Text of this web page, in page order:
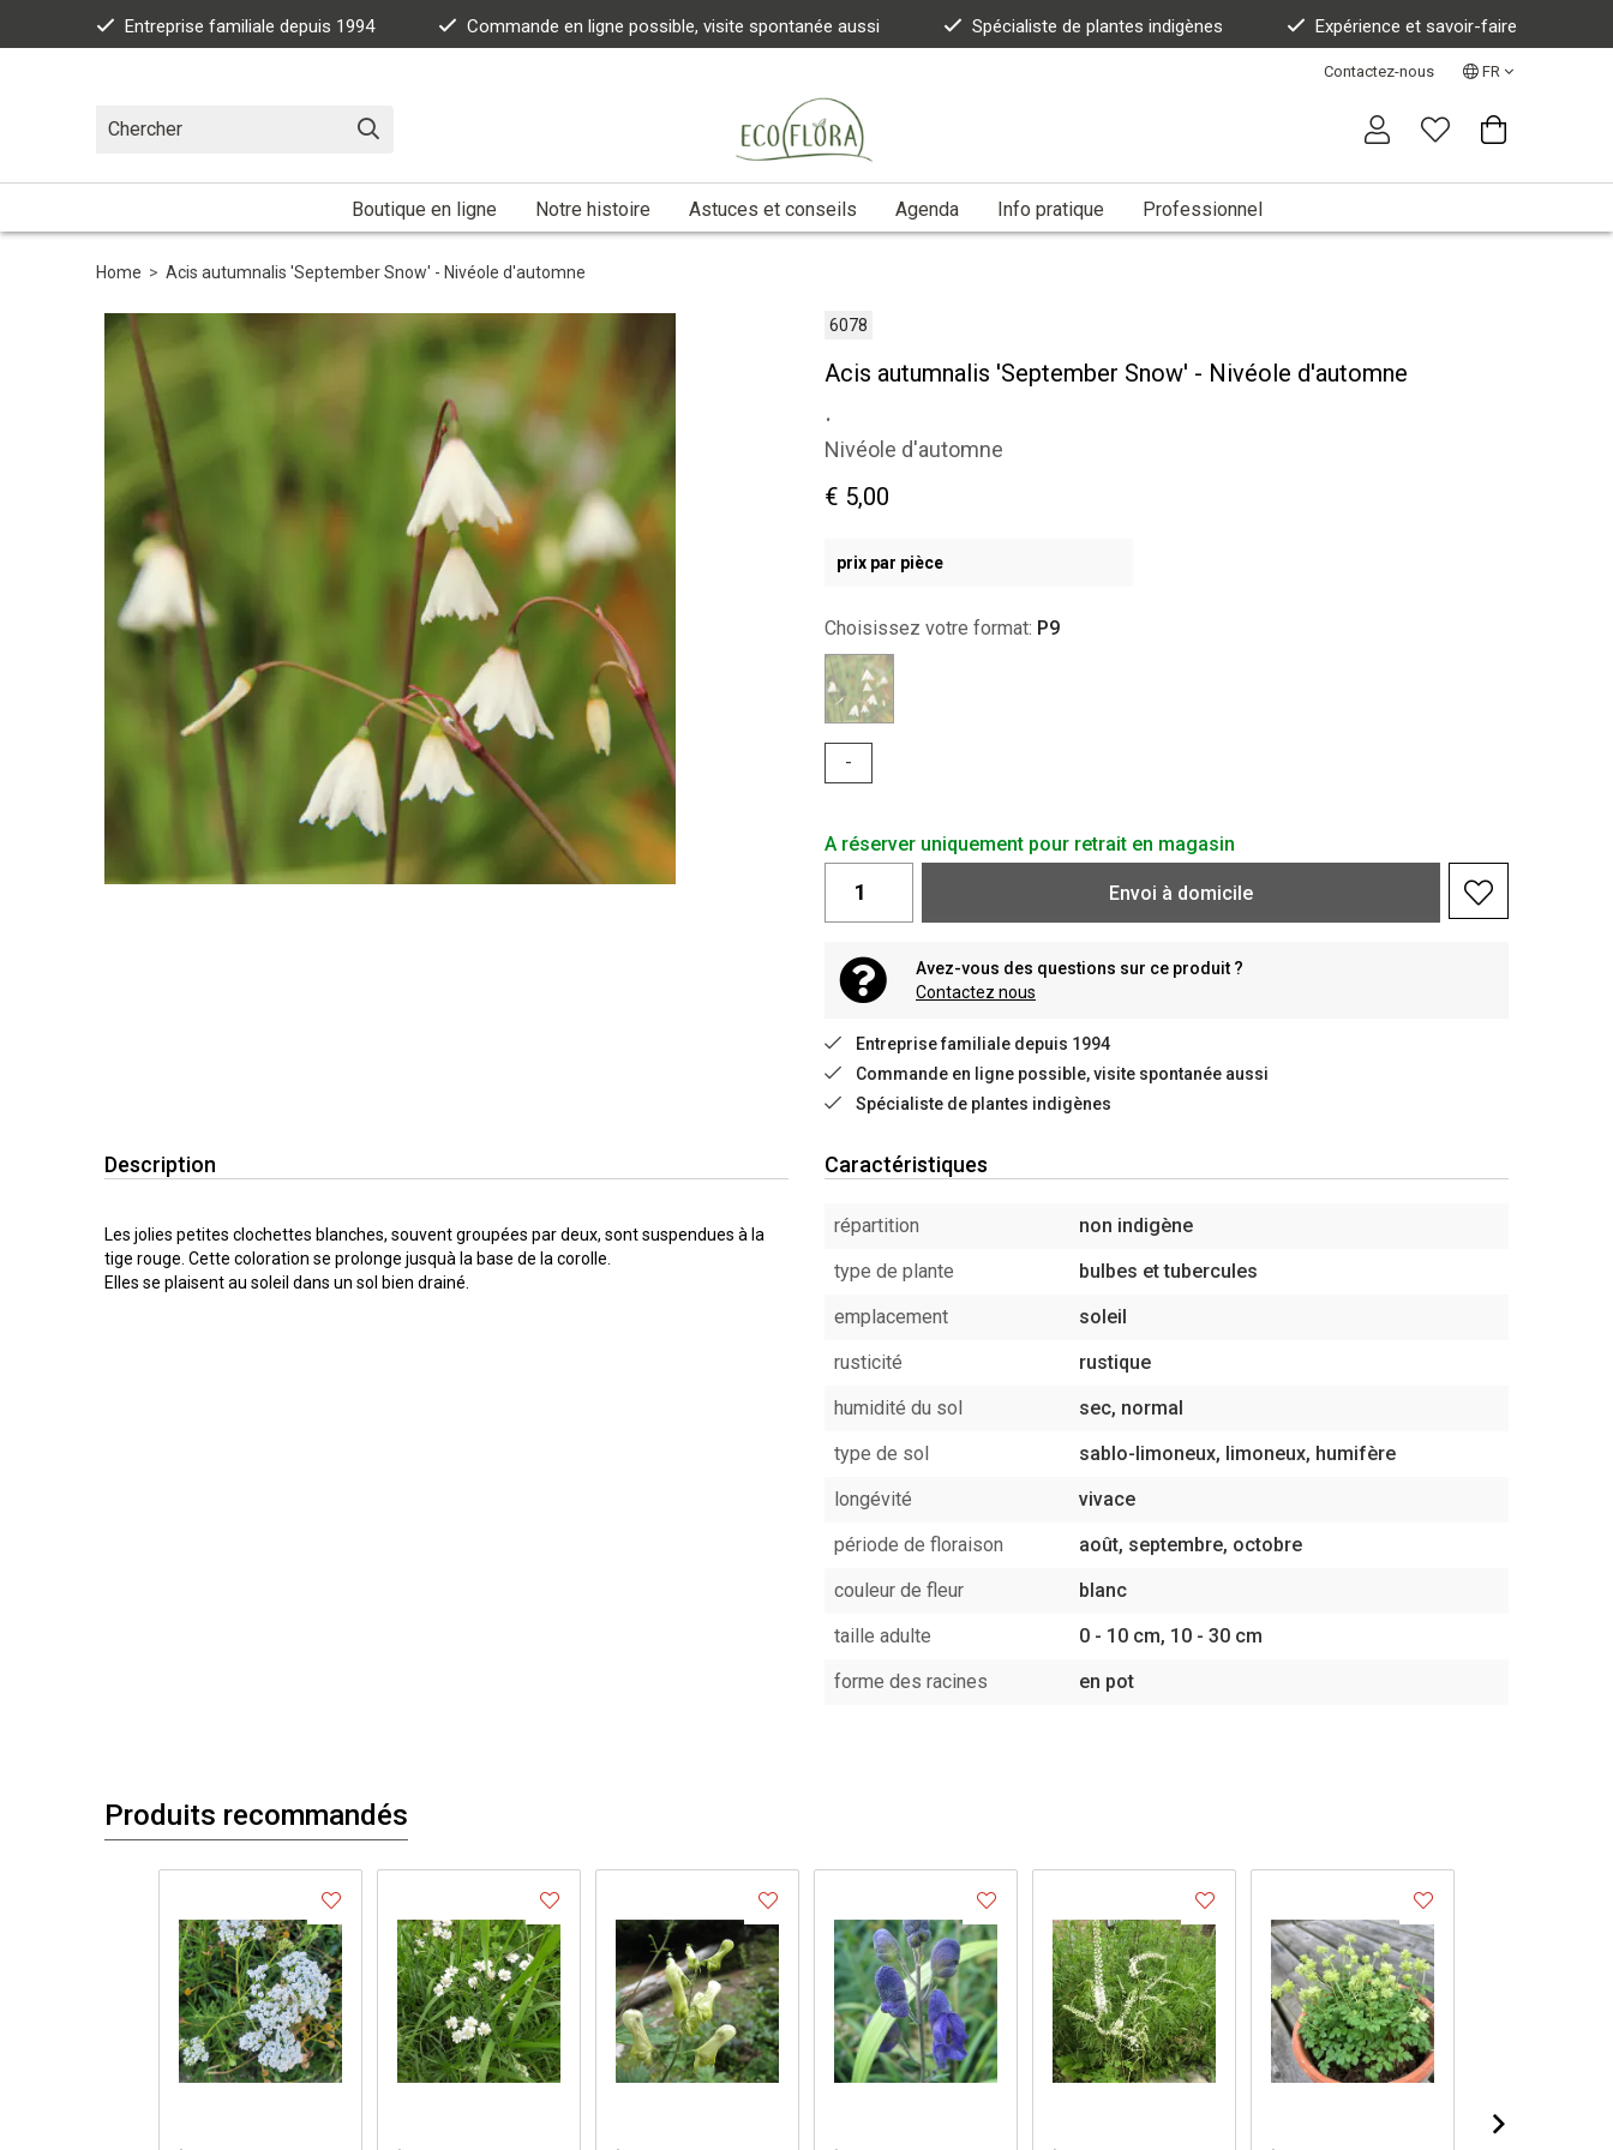
Entreprise familiale depuis 1994 Commande en ligne possible, visite spontanée aussi Spécialiste de plantes indigènes Expérience et savoir-faire
Contactez-nous FR
Boutique en ligne Notre histoire Astuces et conseils Agenda Info pratique Professionnel
Home > Acis autumnalis 'September Snow' - Nivéole d'automne
6078
Acis autumnalis 'September Snow' - Nivéole d'automne
.
Nivéole d'automne
€ 5,00
prix par pièce
Choisissez votre format: P9
-
A réserver uniquement pour retrait en magasin
Envoi à domicile
Avez-vous des questions sur ce produit ?
Contactez nous
Entreprise familiale depuis 1994
Commande en ligne possible, visite spontanée aussi
Spécialiste de plantes indigènes
Description
Les jolies petites clochettes blanches, souvent groupées par deux, sont suspendues à la
tige rouge. Cette coloration se prolonge jusquà la base de la corolle.
Elles se plaisent au soleil dans un sol bien drainé.
Caractéristiques
répartition
non indigène
type de plante
bulbes et tubercules
emplacement
soleil
rusticité
rustique
humidité du sol
sec, normal
type de sol
sablo-limoneux, limoneux, humifère
longévité
vivace
période de floraison
août, septembre, octobre
couleur de fleur
blanc
taille adulte
0 - 10 cm, 10 - 30 cm
forme des racines
en pot
Produits recommandés
.
.
.
.
.
.